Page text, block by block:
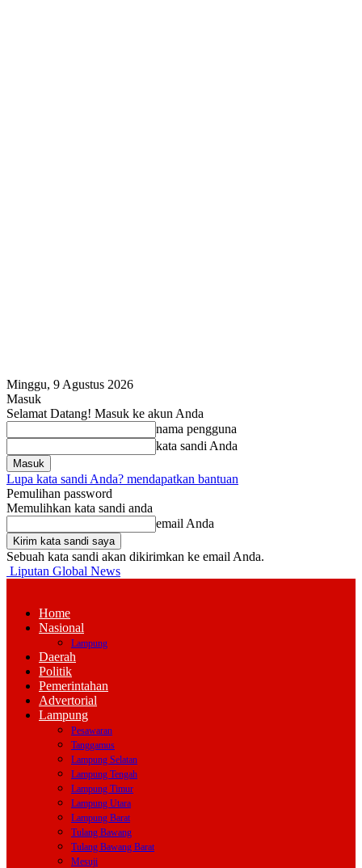
Minggu, 9 Agustus 2026
Masuk
Selamat Datang! Masuk ke akun Anda
nama pengguna
kata sandi Anda
Lupa kata sandi Anda? mendapatkan bantuan
Pemulihan password
Memulihkan kata sandi anda
email Anda
Sebuah kata sandi akan dikirimkan ke email Anda.
Liputan Global News
Home
Nasional
Lampung
Daerah
Politik
Pemerintahan
Advertorial
Lampung
Pesawaran
Tanggamus
Lampung Selatan
Lampung Tengah
Lampung Timur
Lampung Utara
Lampung Barat
Tulang Bawang
Tulang Bawang Barat
Mesuji